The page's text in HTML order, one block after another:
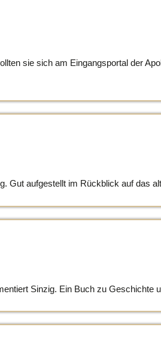
sie sich am Eingangsportal der
Gut aufgestellt im Rückblick auf das
Sinzig. Ein Buch zu Geschichte